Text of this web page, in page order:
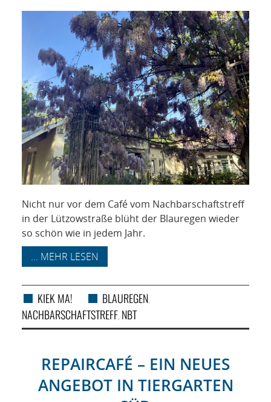
Nicht nur vor dem Café vom Nachbarschaftstreff
in der Lützowstraße blüht der Blauregen wieder
so schön wie in jedem Jahr.
... MEHR LESEN
KIEK MA! BLAUREGEN,
NACHBARSCHAFTSTREFF, NBT
REPAIRCAFÉ – EIN NEUES
ANGEBOT IN TIERGARTEN